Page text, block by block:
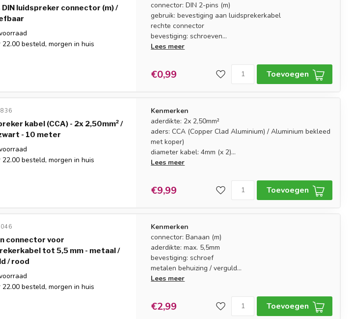
DIN luidspreker connector (m) /
22.00 besteld, morgen in huis
connector: DIN 2-pins (m)
gebruik: bevestiging aan luidsprekerkabel
rechte connector
bevestiging: schroeven
trekontlasting: ja
Lees meer
€0,99 Toevoegen
kabel (CCA) - 2x 2,50mm² /
- 10 meter
22.00 besteld, morgen in huis
Kenmerken
aderdikte: 2x 2,50mm²
aders: CCA (Copper Clad Aluminium) / Aluminium bekleed
met koper)
diameter kabel: 4mm (x 2)
markering: polariteitsmarkering aan één zijde
Lees meer
€9,99 Toevoegen
connector voor
tot 5,5 mm - metaal /
/ rood
22.00 besteld, morgen in huis
Kenmerken
connector: Banaan (m)
aderdikte: max. 5,5mm
bevestiging: schroef
metalen behuizing / verguld
kleurmarkering: rood (rechts)
Lees meer
€2,99 Toevoegen